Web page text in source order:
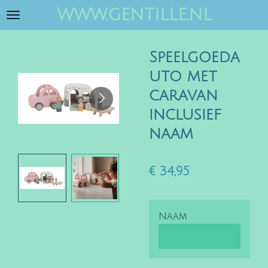
Ga
www.gentille.nl
Speelgoeda
uto met
caravan
inclusief
naam
€ 34,95
Naam